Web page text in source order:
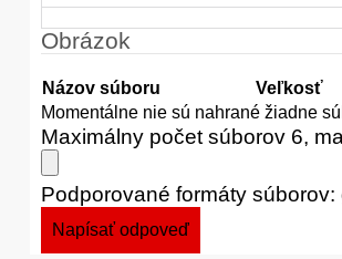
Obrázok
Názov súboru
Veľkosť
Momentálne nie sú nahrané žiadne
Maximálny počet súborov 6,
Podporované formáty súborov: